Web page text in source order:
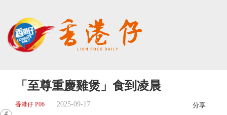
「至尊重慶雞煲」食到凌晨
香港仔 P06 2025-09-17 分享